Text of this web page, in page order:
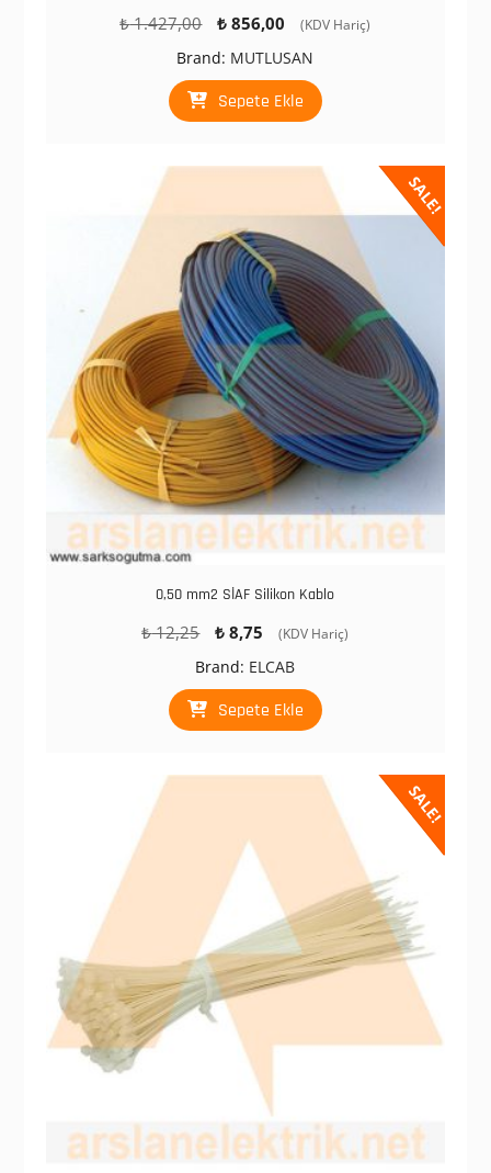
₺1.427,00
Orijinal
₺ 1.427,00.
₺ 856,00
Şu
fiyat:
₺ 856,00.
(KDV Hariç)
Brand: MUTLUSAN
Sepete Ekle
SALE!
0,50 mm2 SİAF Silikon Kablo
₺12,25
Orijinal
fiyat:
₺ 12,25.
₺ 8,75
Şu
fiyat:
₺ 8,75.
(KDV Hariç)
Brand: ELCAB
Sepete Ekle
SALE!